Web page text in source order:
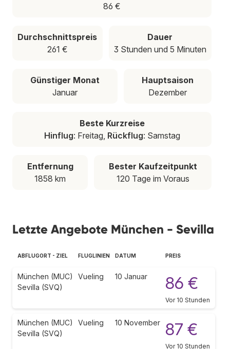
86 €
Durchschnittspreis
261 €
Dauer
3 Stunden und 5 Minuten
Günstiger Monat
Januar
Hauptsaison
Dezember
Beste Kurzreise
Hinflug: Freitag, Rückflug: Samstag
Entfernung
1858 km
Bester Kaufzeitpunkt
120 Tage im Voraus
Letzte Angebote München - Sevilla
ABFLUGORT - ZIEL FLUGLINIEN DATUM PREIS
München (MUC)
Sevilla (SVQ)
Vueling 10 Januar 86 €
Vor 10 Stunden
München (MUC)
Sevilla (SVQ)
Vueling 10 November 87 €
Vor 10 Stunden